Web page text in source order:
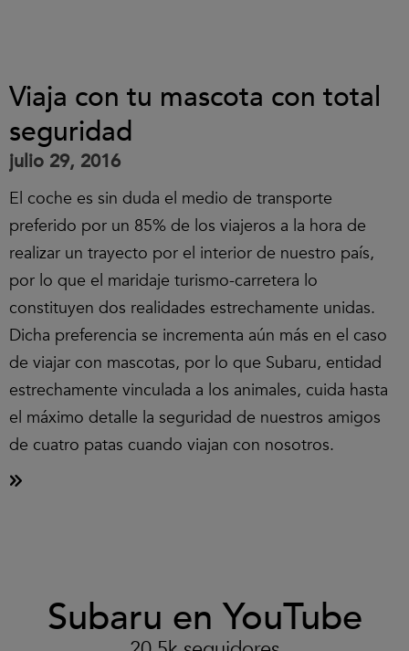
Viaja con tu mascota con total
seguridad
julio 29, 2016
El coche es sin duda el medio de transporte
preferido por un 85% de los viajeros a la hora de
realizar un trayecto por el interior de nuestro país,
por lo que el maridaje turismo-carretera lo
constituyen dos realidades estrechamente unidas.
Dicha preferencia se incrementa aún más en el caso
de viajar con mascotas, por lo que Subaru, entidad
estrechamente vinculada a los animales, cuida hasta
el máximo detalle la seguridad de nuestros amigos
de cuatro patas cuando viajan con nosotros.
Subaru en YouTube
aceptar